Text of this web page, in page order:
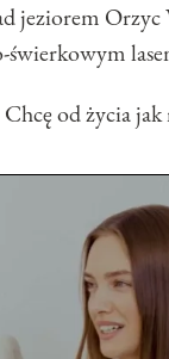
jeziorem
świerkowym
od życia